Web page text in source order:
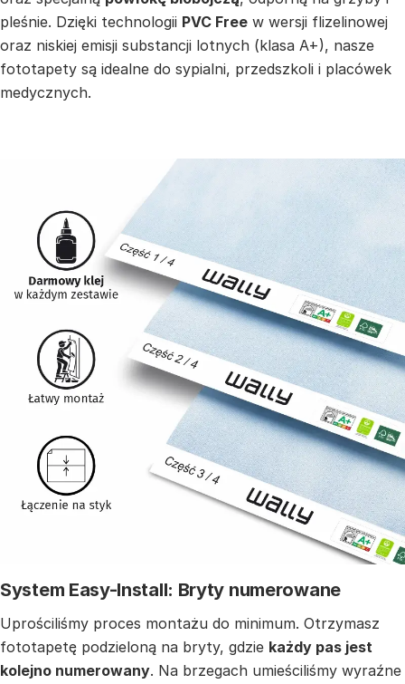
pleśnie. Dzięki technologii PVC Free w wersji flizelinowej
oraz niskiej emisji substancji lotnych (klasa A+), nasze
fototapety są idealne do sypialni, przedszkoli i placówek
medycznych.
System Easy-Install: Bryty numerowane
Uprościliśmy proces montażu do minimum. Otrzymasz
fototapetę podzieloną na bryty, gdzie każdy pas jest
kolejno numerowany. Na brzegach umieściliśmy wyraźne